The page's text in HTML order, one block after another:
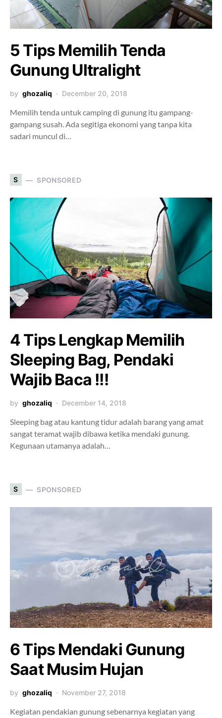
5 Tips Memilih Tenda
Gunung Ultralight
by ghozaliq December 20, 2018
Memilih tenda untuk camping di gunung itu gampang-
gampang susah. Ada segitiga ekonomi yang tanpa kita
sadari muncul di…
S SPONSORED
4 Tips Lengkap Memilih
Sleeping Bag, Pendaki
Wajib Baca !!!
by ghozaliq December 14, 2018
Sleeping bag atau kantung tidur adalah barang yang amat
sangat teramat wajib dibawa ketika mendaki gunung.
Kegunaan utamanya adalah…
S SPONSORED
6 Tips Mendaki Gunung
Saat Musim Hujan
by ghozaliq November 27, 2018
Kegiatan pendakian gunung sebenarnya kegiatan yang